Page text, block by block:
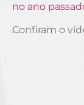
no ano
Confiram o